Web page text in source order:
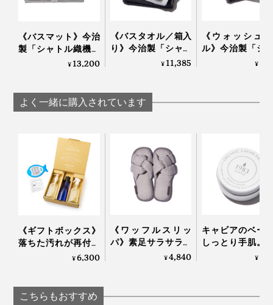
「陰干し」、たまに「タンブラー乾燥」で、２年以上使
っているそうですが、まだまだ気持ち良く使えているそ
ていねいに作られたタオルだからこそ、お手入れもてい
ねいにすることで、タオルが応えてくれます。
《バスマット》今治
製「シャトル織機」
でゆっくり織った、
¥13,200
《バスタオル／箱入
り》今治製「シャト
ル織機」でゆっくり
¥11,385
《ウォッシュ
ル》今治製「シ
ル織機」でゆっ
¥
よく一緒に購入されています
《ギフトボックス》
落ちた汚れが再付着
しない、綿もカシミ
¥6,300
《ワッフルスリッ
パ》素足サラサラ、
ホテルのタオルに包
¥4,840
キャビアのベー
しっとり手肌。
トなつけ心
¥
こちらもおすすめ